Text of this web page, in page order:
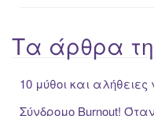
Τα άρθρα
10 μύθοι και αλήθειες
Σύνδρομο Burnout!